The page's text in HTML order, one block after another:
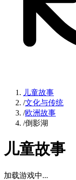
儿童故事
/文化与传统
/欧洲故事
/倒影湖
儿童故事
加载游戏中...